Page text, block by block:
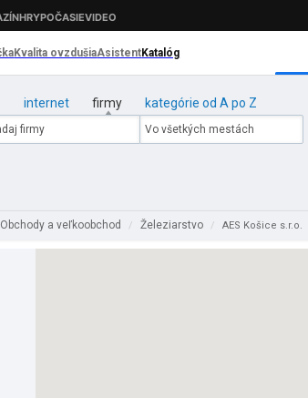
internet firmy kategórie od A po Z
Obchody a veľkoobchod / Železiarstvo / AES Košice s.r.o.